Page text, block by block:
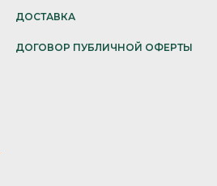
ДОСТАВКА
ДОГОВОР ПУБЛИЧНОЙ ОФЕРТЫ